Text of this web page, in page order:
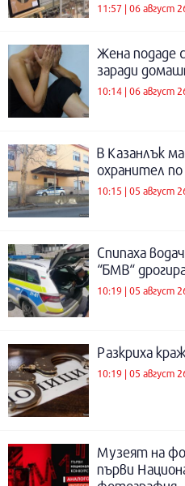
11:57 | 06 август
Жена подаде
заради
10:14 | 06 август
В Казанлък
охранител
10:15 | 05 август
Спипаха
“БМВ“
10:19 | 05 август
Разкриха
10:19 | 05 август
Музеят на
първи